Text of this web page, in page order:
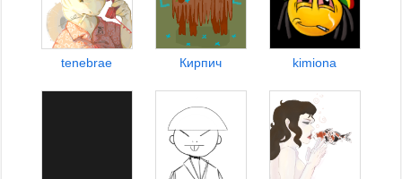
tenebrae Кирпич kimiona